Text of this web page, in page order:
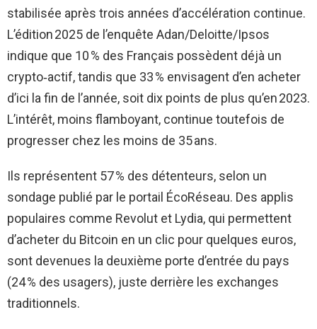
stabilisée après trois années d’accélération continue.
L’édition 2025 de l’enquête Adan/Deloitte/Ipsos
indique que 10 % des Français possèdent déjà un
crypto‑actif, tandis que 33 % envisagent d’en acheter
d’ici la fin de l’année, soit dix points de plus qu’en 2023.
L’intérêt, moins flamboyant, continue toutefois de
progresser chez les moins de 35 ans.
Ils représentent 57 % des détenteurs, selon un
sondage publié par le portail ÉcoRéseau. Des applis
populaires comme Revolut et Lydia, qui permettent
d’acheter du Bitcoin en un clic pour quelques euros,
sont devenues la deuxième porte d’entrée du pays
(24 % des usagers), juste derrière les exchanges
traditionnels.